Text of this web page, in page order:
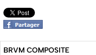
BRVM COMPOSITE